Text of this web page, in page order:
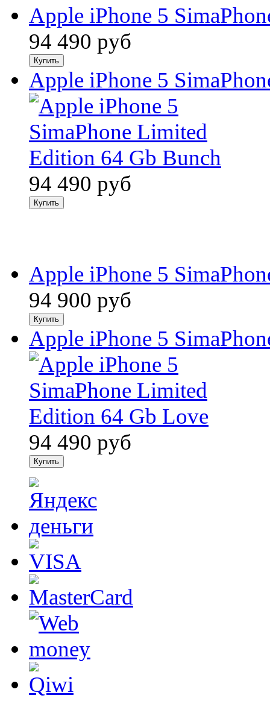
Apple iPhone 5
94 490 руб
Apple iPhone 5
94 490 руб
Apple iPhone 5
94 900 руб
Apple iPhone 5
94 490 руб